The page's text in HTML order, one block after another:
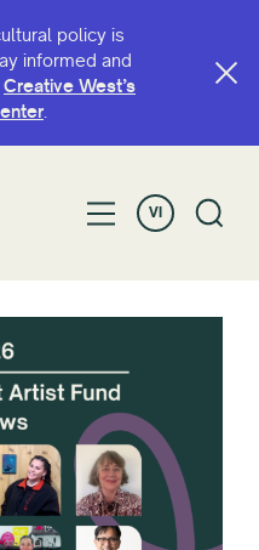
policy is
informed and
Creative West’s
.
VI